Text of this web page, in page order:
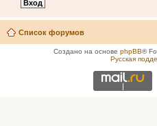
Список форумов
Создано на основе phpBB®
Русская